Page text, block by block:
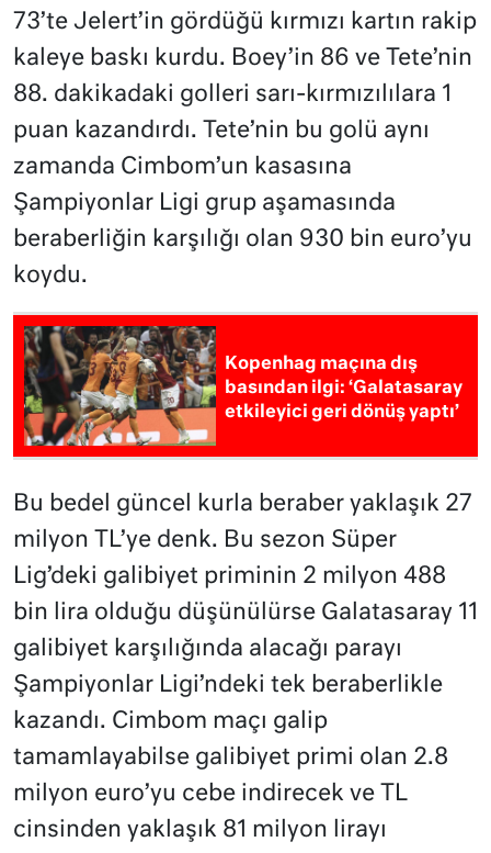
73’te Jelert’in gördüğü kırmızı kartın rakip
kaleye baskı kurdu. Boey’in 86 ve Tete’nin
88. dakikadaki golleri sarı-kırmızılılara 1
puan kazandırdı. Tete’nin bu golü aynı
zamanda Cimbom’un kasasına
Şampiyonlar Ligi grup aşamasında
beraberliğin karşılığı olan 930 bin euro’yu
koydu.
Kopenhag maçına dış
basından ilgi: ‘Galatasaray
etkileyici geri dönüş yaptı’
Bu bedel güncel kurla beraber yaklaşık 27
milyon TL’ye denk. Bu sezon Süper
Lig’deki galibiyet priminin 2 milyon 488
bin lira olduğu düşünülürse Galatasaray 11
galibiyet karşılığında alacağı parayı
Şampiyonlar Ligi’ndeki tek beraberlikle
kazandı. Cimbom maçı galip
tamamlayabilse galibiyet primi olan 2.8
milyon euro’yu cebe indirecek ve TL
cinsinden yaklaşık 81 milyon lirayı